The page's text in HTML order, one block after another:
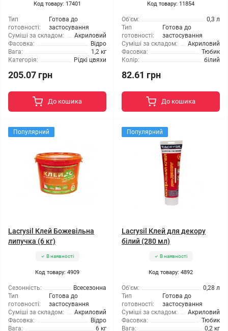
Код товару: 17401
Тип
готовності:
Готова до
застосування
Суміші за складом:
Акриловий
Фасовка:
Відро
Вага:
1,2 кг
Категорія:
Рідкі цвяхи
205.07 грн
До кошика
Код товару: 11854
Об'єм:
0,3 л
Тип
готовності:
Готова до
застосування
Суміші за складом:
Акриловий
Фасовка:
Тюбик
Колір:
білий
82.61 грн
До кошика
Популярний
Lacrysil Клей Божевільна
липучка (6 кг)
В наявності
Код товару: 4909
Сезонність:
Всесезонна
Тип
готовності:
Готова до
застосування
Суміші за складом:
Акриловий
Фасовка:
Відро
Вага:
6 кг
Популярний
Lacrysil Клей для декору
білий (280 мл)
В наявності
Код товару: 4892
Об'єм:
0,28 л
Тип
готовності:
Готова до
застосування
Суміші за складом:
Акриловий
Фасовка:
Тюбик
Вага:
0,2 кг